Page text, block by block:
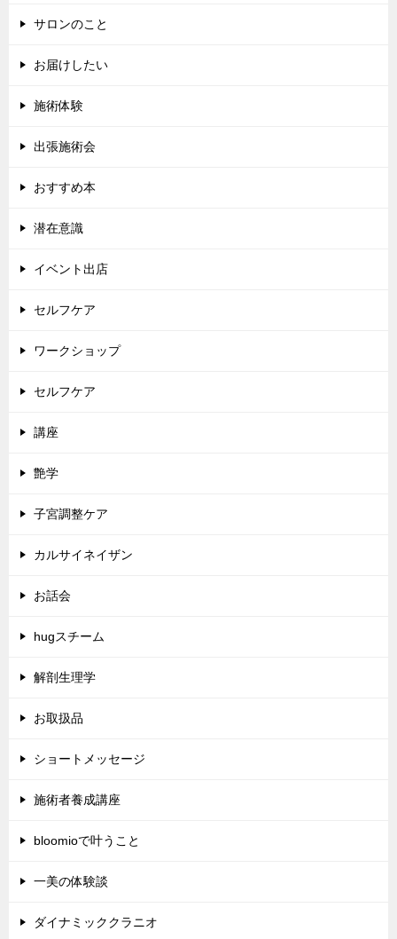
サロンのこと
お届けしたい
施術体験
出張施術会
おすすめ本
潜在意識
イベント出店
セルフケア
ワークショップ
セルフケア
講座
艶学
子宮調整ケア
カルサイネイザン
お話会
hugスチーム
解剖生理学
お取扱品
ショートメッセージ
施術者養成講座
bloomioで叶うこと
一美の体験談
ダイナミッククラニオ